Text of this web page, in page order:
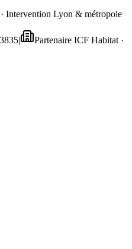
Intervention Lyon & métropole
|
Partenaire ICF Habitat ·